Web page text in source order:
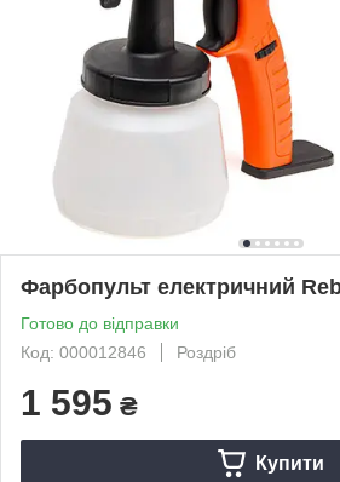
Фарбопульт електричний
Готово до відправки
Код: 000012846
Роздріб
1 595 ₴
Купити